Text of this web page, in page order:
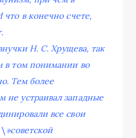
в конечно счете,
Н. С. Хрущева, так
в том понимании во
Тем более
устраивал западные
все свои